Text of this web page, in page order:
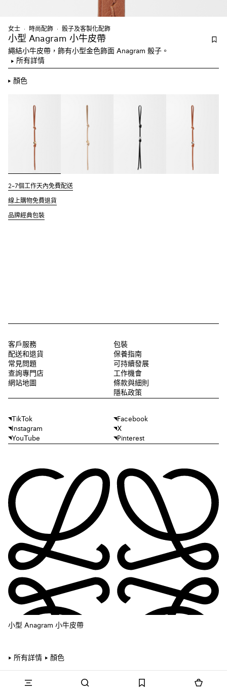
小型 Anagram 小牛皮帶
所有詳情 顏色
女士 時尚配飾 骰子及客製化配飾
小型 Anagram 小牛皮帶
繩結小牛皮帶，飾有小型金色飾面 Anagram 骰子。
所有詳情
顏色
2–7個工作天內免費配送
線上購物免費退貨
品牌經典包裝
客戶服務
配送和退貨
常見問題
查詢專門店
網站地圖
包裝
保養指南
可持續發展
工作機會
條款與細則
隱私政策
TikTok
Facebook
Instagram
X
YouTube
Pinterest